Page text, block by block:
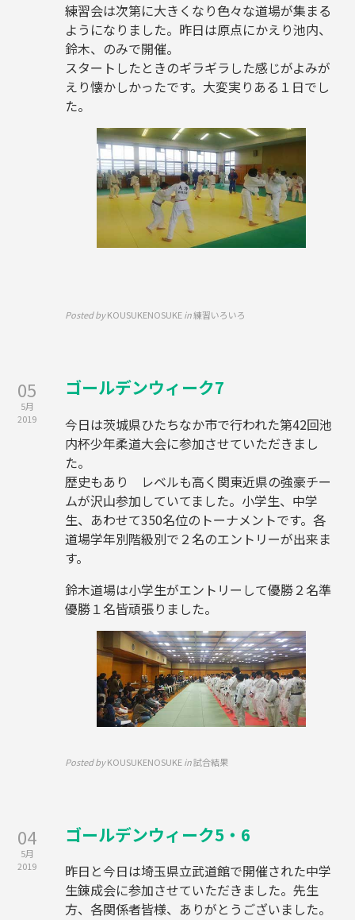
練習会は次第に大きくなり色々な道場が集まる
ようになりました。昨日は原点にかえり池内、
鈴木、のみで開催。
スタートしたときのギラギラした感じがよみが
えり懐かしかったです。大変実りある１日でし
た。
Posted byKOUSUKENOSUKEin練習いろいろ
05
5月
2019
ゴールデンウィーク7
今日は茨城県ひたちなか市で行われた第42回池
内杯少年柔道大会に参加させていただきまし
た。
歴史もあり レベルも高く関東近県の強豪チー
ムが沢山参加していてました。小学生、中学
生、あわせて350名位のトーナメントです。各
道場学年別階級別で２名のエントリーが出来ま
す。
鈴木道場は小学生がエントリーして優勝２名準
優勝１名皆頑張りました。
Posted byKOUSUKENOSUKEin試合結果
04
5月
2019
ゴールデンウィーク5・6
昨日と今日は埼玉県立武道館で開催された中学
生錬成会に参加させていただきました。先生
方、各関係者皆様、ありがとうございました。